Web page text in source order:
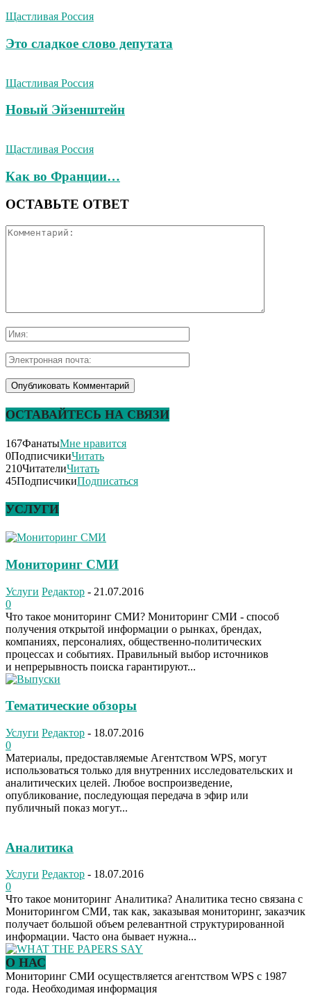
Щастливая Россия
Это сладкое слово депутата
Щастливая Россия
Новый Эйзенштейн
Щастливая Россия
Как во Франции…
ОСТАВЬТЕ ОТВЕТ
ОСТАВАЙТЕСЬ НА СВЯЗИ
167ФанатыМне нравится
0ПодписчикиЧитать
210ЧитателиЧитать
45ПодписчикиПодписаться
УСЛУГИ
Мониторинг СМИ
Услуги Редактор - 21.07.2016
0
Что такое мониторинг СМИ? Мониторинг СМИ - способ
получения открытой информации о рынках, брендах,
компаниях, персоналиях, общественно-политических
процессах и событиях. Правильный выбор источников
и непрерывность поиска гарантируют...
Тематические обзоры
Услуги Редактор - 18.07.2016
0
Материалы, предоставляемые Агентством WPS, могут
использоваться только для внутренних исследовательских и
аналитических целей. Любое воспроизведение,
опубликование, последующая передача в эфир или
публичный показ могут...
Аналитика
Услуги Редактор - 18.07.2016
0
Что такое мониторинг Аналитика? Аналитика тесно связана с
Мониторингом СМИ, так как, заказывая мониторинг, заказчик
получает большой объем релевантной структурированной
информации. Часто она бывает нужна...
О НАС
Мониторинг СМИ осуществляется агентством WPS с 1987
года. Необходимая информация